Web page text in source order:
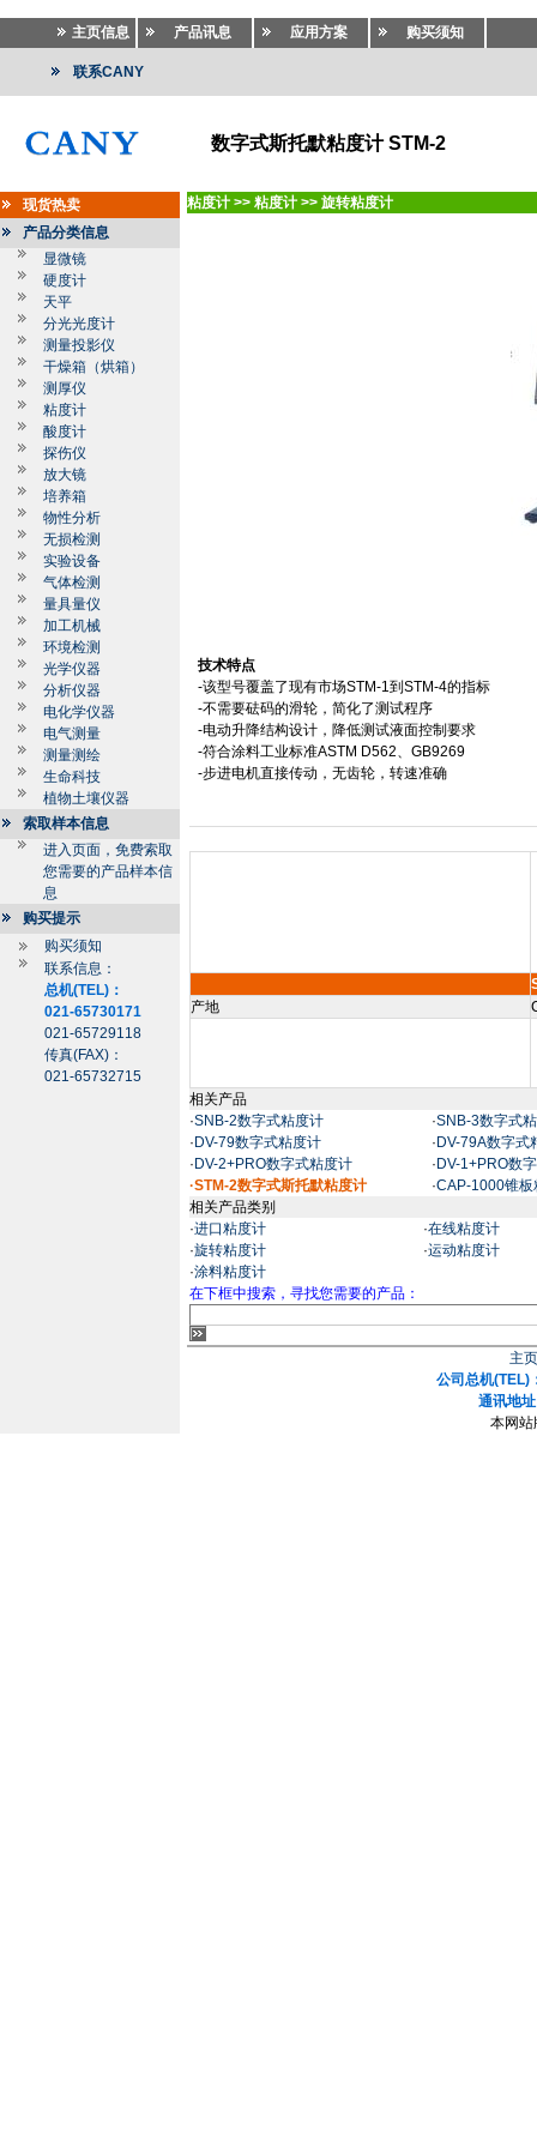
主页信息 产品讯息 应用方案 购买须知
联系CANY
数字式斯托默粘度计 STM-2
现货热卖
产品分类信息
显微镜
硬度计
天平
分光光度计
测量投影仪
干燥箱（烘箱）
测厚仪
粘度计
酸度计
探伤仪
放大镜
培养箱
物性分析
无损检测
实验设备
气体检测
量具量仪
加工机械
环境检测
光学仪器
分析仪器
电化学仪器
电气测量
测量测绘
生命科技
植物土壤仪器
索取样本信息
进入页面，免费索取
您需要的产品样本信
息
购买提示
购买须知
联系信息：
总机(TEL)：
021-65730171
021-65729118
传真(FAX)：
021-65732715
粘度计 >> 粘度计 >> 旋转粘度计
技术特点
-该型号覆盖了现有市场STM-1到STM-4的指标
-不需要砝码的滑轮，简化了测试程序
-电动升降结构设计，降低测试液面控制要求
-符合涂料工业标准ASTM D562、GB9269
-步进电机直接传动，无齿轮，转速准确
产地
相关产品
·SNB-2数字式粘度计 ·SNB-3数字式
· DV-79数字式粘度计 · DV-79A数字式
· DV-2+PRO数字式粘度计 · DV-1+PRO数
·STM-2数字式斯托默粘度计
·CAP-1000锥板
相关产品类别
·进口粘度计 ·在线粘度计
·旋转粘度计 ·运动粘度计
·涂料粘度计
在下框中搜索，寻找您需要的产品：
主
公司总机
通讯地
本网